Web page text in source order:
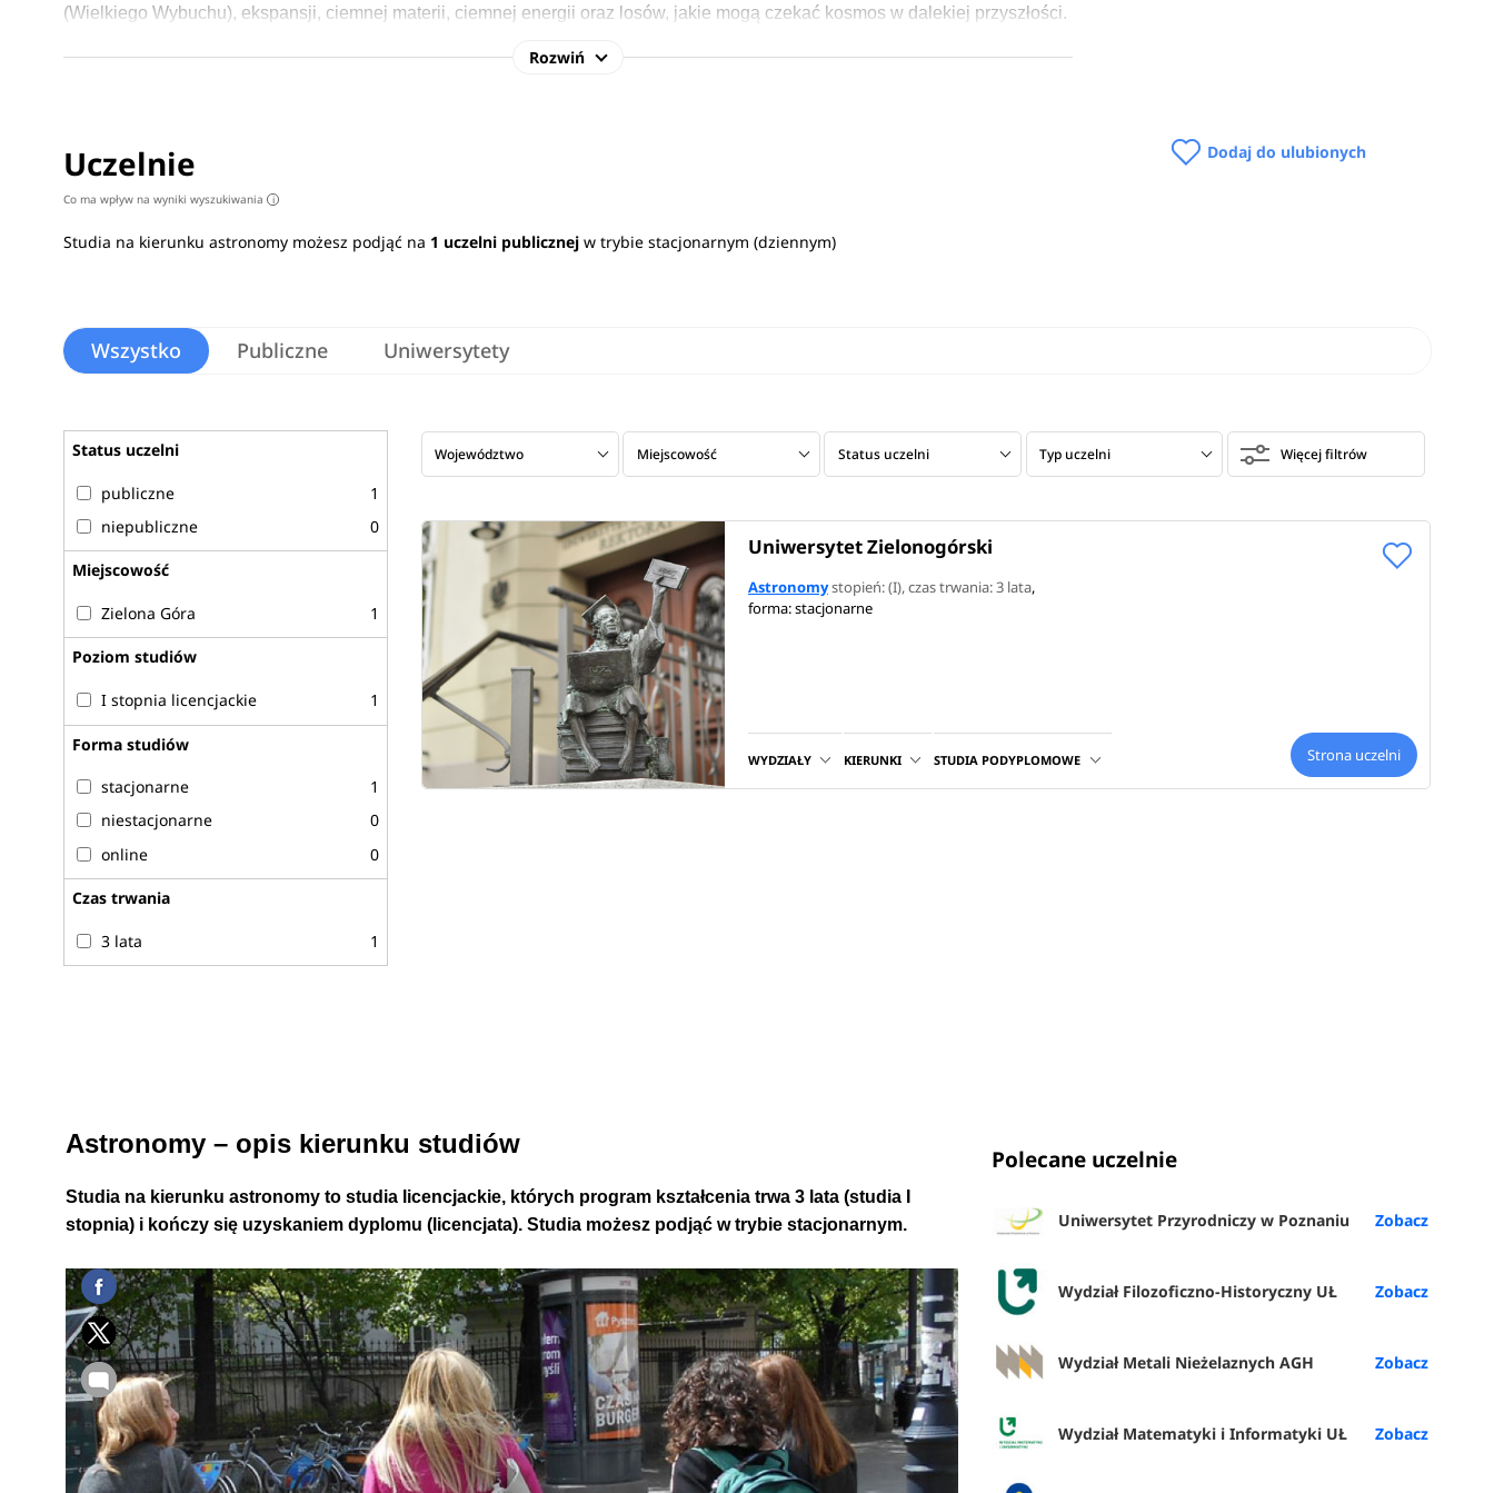
(Wielkiego Wybuchu), ekspansji, ciemnej materii, ciemnej energii oraz losów, jakie mogą czekać kosmos w dalekiej przyszłości.
języka obcego nowożytnego oraz 1 przedmiotu do wyboru z: chemia, fizyka, informatyka.
Praca po studiach
obserwatorium. Choć jednym z naturalnych kierunków kariery jest działalność naukowa – praca w instytutach badawczych, na
uniwersytetach czy w centrach astronomicznych – to nie jest to jedyna opcja. Współczesna astronomia jest dziedziną
kontynuować karierę naukową, często angażują się w międzynarodowe projekty badawcze, biorą udział w analizie danych
pochodzących z największych teleskopów naziemnych i kosmicznych, takich jak teleskop Jamesa Webba czy radioteleskopy
pracujące w sieciach interferometrycznych. Praca w takim środowisku wymaga zaawansowanych umiejętności obliczeniowych,
znajomości języków programowania (np. Python, C++, Fortran), modelowania matematycznego i pracy z dużymi zbiorami
danych.Zobaczpełen opis kierunku>
Rozwiń
Uczelnie
Co ma wpływ na wyniki wyszukiwania i
Dodaj do ulubionych
Studia na kierunku astronomy możesz podjąć na 1 uczelni publicznej w trybie stacjonarnym (dziennym)
Wszystko Publiczne Uniwersytety
Województwo Miejscowość Status uczelni Typ uczelni Więcej filtrów
Uniwersytet Zielonogórski
Astronomystopień: (I), czas trwania: 3 lata,
forma: stacjonarne
WYDZIAŁY KIERUNKI STUDIA PODYPLOMOWE Strona uczelni
Status uczelni
publiczne
1
niepubliczne
0
Miejscowość
Zielona Góra 1
Poziom studiów
I stopnia licencjackie 1
Forma studiów
stacjonarne
1
niestacjonarne
0
online
0
Czas trwania
3 lata 1
Astronomy – opis kierunku studiów
Studia na kierunku astronomy to studia licencjackie, których program kształcenia trwa 3 lata (studia I
stopnia) i kończy się uzyskaniem dyplomu (licencjata). Studia możesz podjąć w trybie stacjonarnym.
Polecane uczelnie
Uniwersytet Przyrodniczy w Poznaniu
Wydział Filozoficzno-Historyczny UŁ
Wydział Metali Nieżelaznych AGH
Wydział Matematyki i Informatyki UŁ